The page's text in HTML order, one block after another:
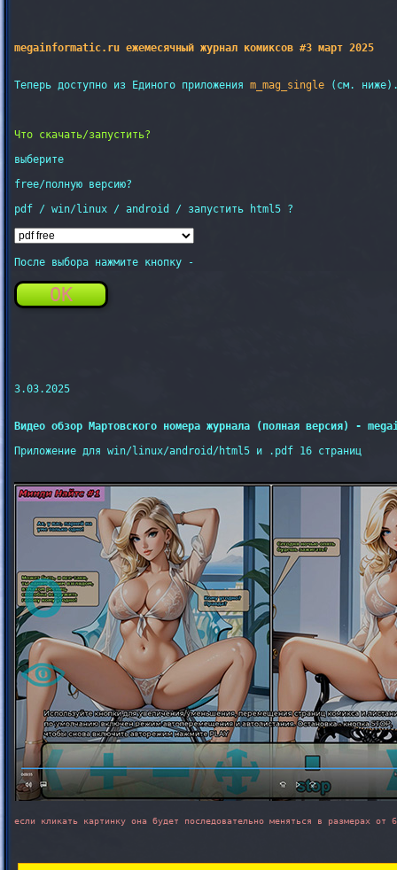
megainformatic.ru ежемесячный журнал комиксов #3 март 2025
Теперь доступно из Единого приложения m_mag_single (см.
Что скачать/запустить?
выберите
free/полную версию?
pdf / win/linux / android / запустить html5 ?
После выбора нажмите кнопку -
OK
3.03.2025
Видео обзор Мартовского номера журнала (полная версия) -
Приложение для win/linux/android/html5 и .pdf 16 страниц
если кликать картинку она будет последовательно меняться в размерах от